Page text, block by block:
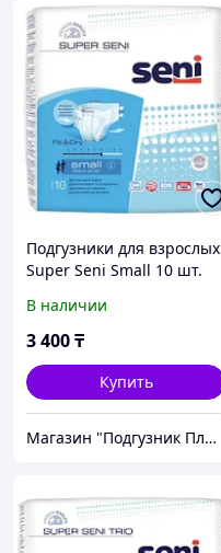
Подгузники для взрослых
Super Seni Small 10 шт.
В наличии
3 400₸
Купить
Магазин "Подгузник Плюс"